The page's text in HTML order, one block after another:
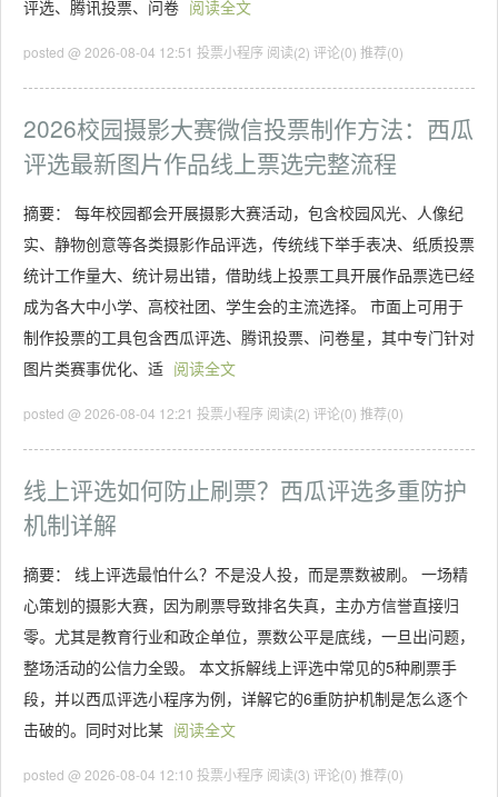
评选、腾讯投票、问卷 阅读全文
posted @ 2026-08-04 12:51 投票小程序 阅读(2) 评论(0) 推荐(0)
2026校园摄影大赛微信投票制作方法：西瓜
评选最新图片作品线上票选完整流程
摘要： 每年校园都会开展摄影大赛活动，包含校园风光、人像纪
实、静物创意等各类摄影作品评选，传统线下举手表决、纸质投票
统计工作量大、统计易出错，借助线上投票工具开展作品票选已经
成为各大中小学、高校社团、学生会的主流选择。 市面上可用于
制作投票的工具包含西瓜评选、腾讯投票、问卷星，其中专门针对
图片类赛事优化、适 阅读全文
posted @ 2026-08-04 12:21 投票小程序 阅读(2) 评论(0) 推荐(0)
线上评选如何防止刷票？西瓜评选多重防护
机制详解
摘要： 线上评选最怕什么？不是没人投，而是票数被刷。 一场精
心策划的摄影大赛，因为刷票导致排名失真，主办方信誉直接归
零。尤其是教育行业和政企单位，票数公平是底线，一旦出问题，
整场活动的公信力全毁。 本文拆解线上评选中常见的5种刷票手
段，并以西瓜评选小程序为例，详解它的6重防护机制是怎么逐个
击破的。同时对比某 阅读全文
posted @ 2026-08-04 12:10 投票小程序 阅读(3) 评论(0) 推荐(0)